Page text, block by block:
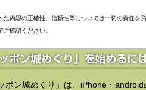
た内容の正確性、信頼性等については一切の責任を
ご確認ください。
ポン城めぐり」は、iPhone・android